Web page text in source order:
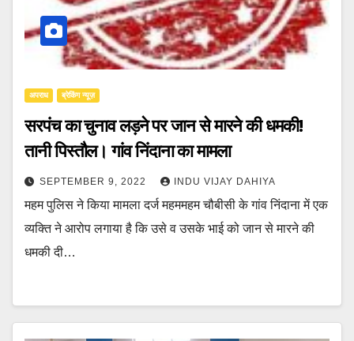
अपराध ब्रेकिंग न्यूज़
सरपंच का चुनाव लड़ने पर जान से मारने की धमकी!
तानी पिस्तौल। गांव निंदाना का मामला
SEPTEMBER 9, 2022 INDU VIJAY DAHIYA
महम पुलिस ने किया मामला दर्ज महममहम चौबीसी के गांव निंदाना में एक
व्यक्ति ने आरोप लगाया है कि उसे व उसके भाई को जान से मारने की
धमकी दी…